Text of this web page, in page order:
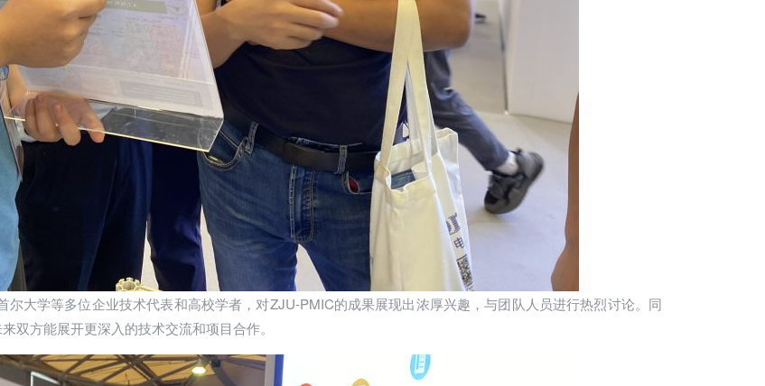
大学等多位企业技术代表和高校学者，对ZJU-PMIC的成果展现出浓厚兴趣，与团队人员进行热烈讨论。同
双方能展开更深入的技术交流和项目合作。